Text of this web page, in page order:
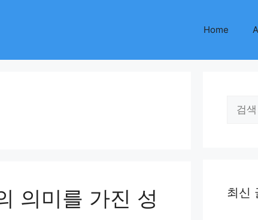
Home
의미를 가진 성
색:
최신